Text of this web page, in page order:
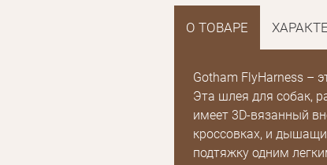
О ТОВАРЕ
Gotham FlyHarness –
Эта шлея для собак,
имеет 3D-вязанный
кроссовках, и
подтяжку одним